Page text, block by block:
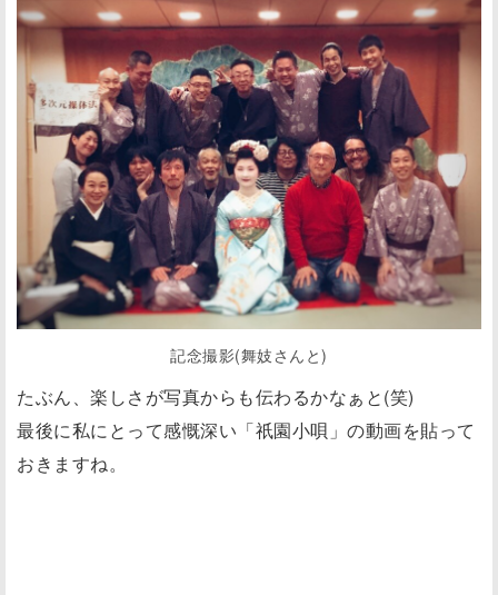
記念撮影(舞妓さんと)
たぶん、楽しさが写真からも伝わるかなぁと(笑)
最後に私にとって感慨深い「祇園小唄」の動画を貼って
おきますね。